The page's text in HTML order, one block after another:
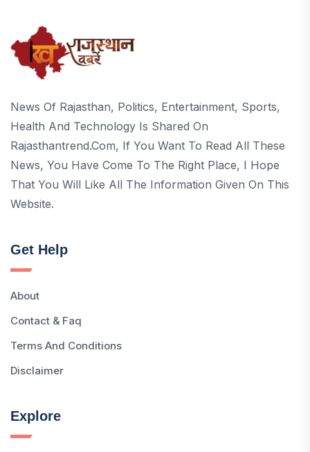
News Of Rajasthan, Politics, Entertainment, Sports,
Health And Technology Is Shared On
Rajasthantrend.com, If You Want To Read All These
News, You Have Come To The Right Place, I Hope
That You Will Like All The Information Given On This
Website.
Get Help
About
Contact & Faq
Terms And Conditions
Disclaimer
Explore